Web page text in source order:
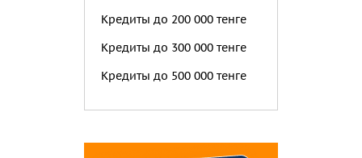
Кредиты до 200 000 тенге
Кредиты до 300 000 тенге
Кредиты до 500 000 тенге